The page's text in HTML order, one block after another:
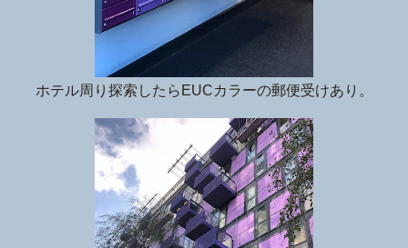
ホテル周り探索したらEUCカラーの郵便受けあり。